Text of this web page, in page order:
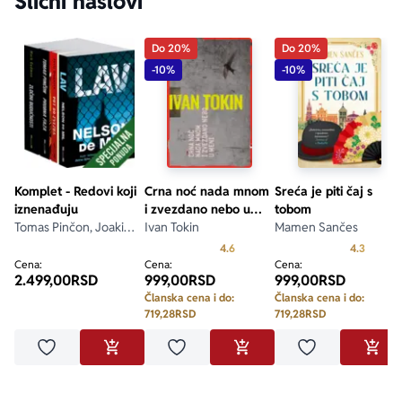
Komplet - Redovi koji
iznenađuju
Tomas Pinčon, Joakim
Mark Gudmen
Cena:
2.499,00RSD
Dodaj u omiljeneDODAJ U KORPU
Do 20%
-10%
Crna noć nada mnom
i zvezdano nebo u
meni
Ivan Tokin
4.6Prosecna ocena je 4.6 od 5
Cena:
999,00RSD
Članska cena i do:
719,28RSD
Dodaj u omiljeneDODAJ U KORPU
Do 20%
-10%
Sreća je piti čaj s
tobom
Mamen Sančes
4.3
Cena:
999,00RSD
Članska cena i do:
719,28RSD
Dodaj u